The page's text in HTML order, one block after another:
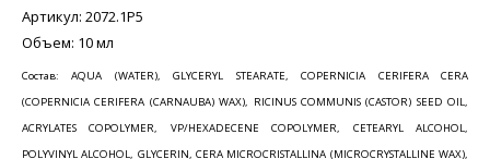
Артикул: 2072.1P5
Объем: 10 мл
Состав: AQUA (WATER), GLYCERYL STEARATE, COPERNICIA CERIFERA CERA
(COPERNICIA CERIFERA (CARNAUBA) WAX), RICINUS COMMUNIS (CASTOR) SEED OIL,
ACRYLATES COPOLYMER, VP/HEXADECENE COPOLYMER, CETEARYL ALCOHOL,
POLYVINYL ALCOHOL, GLYCERIN, CERA MICROCRISTALLINA (MICROCRYSTALLINE WAX),